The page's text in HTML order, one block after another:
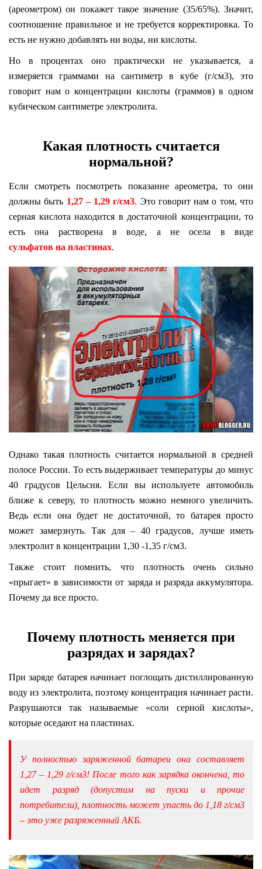
(ареометром) он покажет такое значение (35/65%). Значит,
соотношение правильное и не требуется корректировка. То
есть не нужно добавлять ни воды, ни кислоты.
Но в процентах оно практически не указывается, а
измеряется граммами на сантиметр в кубе (г/см3), это
говорит нам о концентрации кислоты (граммов) в одном
кубическом сантиметре электролита.
Какая плотность считается
нормальной?
Если смотреть посмотреть показание ареометра, то они
должны быть 1,27 – 1,29 г/см3. Это говорит нам о том, что
серная кислота находится в достаточной концентрации, то
есть она растворена в воде, а не осела в виде
сульфатов на пластинах.
Однако такая плотность считается нормальной в средней
полосе России. То есть выдерживает температуры до минус
40 градусов Цельсия. Если вы используете автомобиль
ближе к северу, то плотность можно немного увеличить.
Ведь если она будет не достаточной, то батарея просто
может замерзнуть. Так для – 40 градусов, лучше иметь
электролит в концентрации 1,30 -1,35 г/см3.
Также стоит помнить, что плотность очень сильно
«прыгает» в зависимости от заряда и разряда аккумулятора.
Почему да все просто.
Почему плотность меняется при
разрядах и зарядах?
При заряде батарея начинает поглощать дистиллированную
воду из электролита, поэтому концентрация начинает расти.
Разрушаются так называемые «соли серной кислоты»,
которые оседают на пластинах.
У полностью заряженной батареи она составляет
1,27 – 1,29 г/см3! После того как зарядка окончена, то
идет разряд (допустим на пуски и прочие
потребители), плотность может упасть до 1,18 г/см3
– это уже разряженный АКБ.